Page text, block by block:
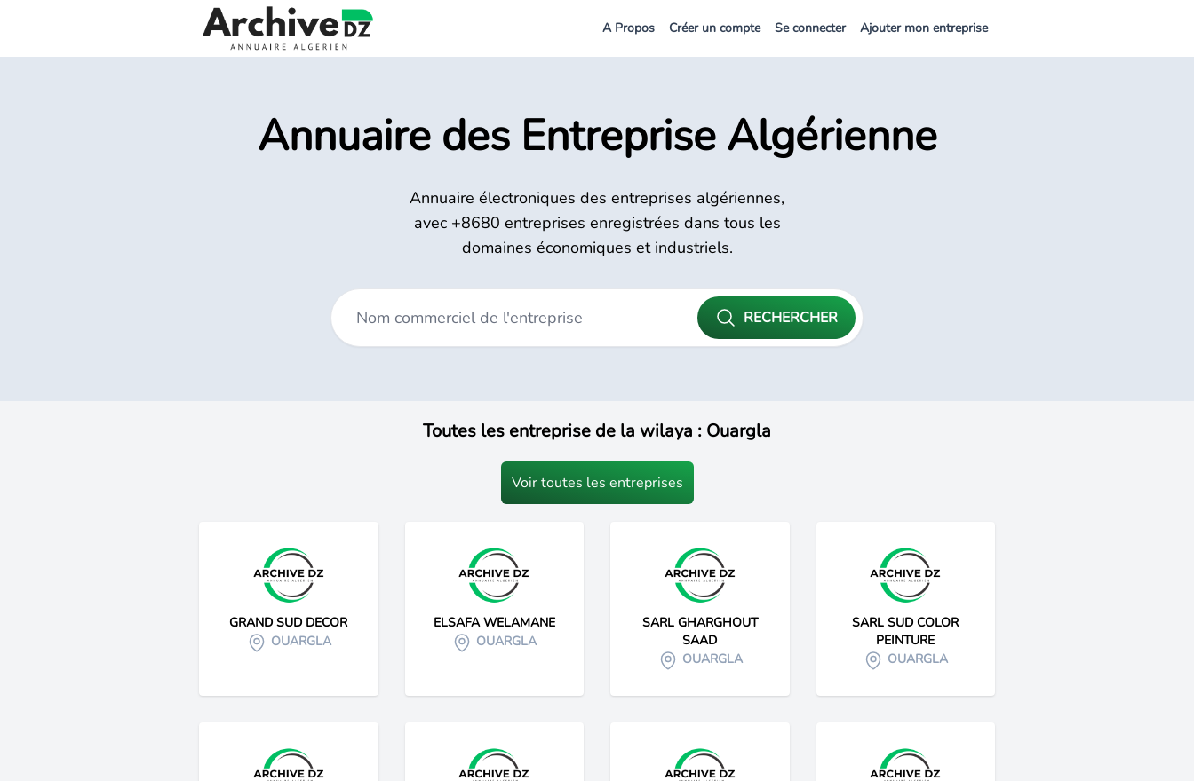
A Propos Créer un compte Se connecter Ajouter mon entreprise
Annuaire des Entreprise Algérienne
Annuaire électroniques des entreprises algériennes,
avec +8680 entreprises enregistrées dans tous les
domaines économiques et industriels.
RECHERCHER
Toutes les entreprise de la wilaya : Ouargla
Voir toutes les entreprises
GRAND SUD DECOR
OUARGLA
ELSAFA WELAMANE
OUARGLA
SARL GHARGHOUT
SAAD
OUARGLA
SARL SUD COLOR
PEINTURE
OUARGLA